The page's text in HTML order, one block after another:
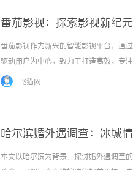
番茄影视：探索影视新纪
番茄影视作为新兴的智能影视平台，通
驱动用户为中心，致力于打造高效、专
飞猫网
哈尔滨婚外遇调查：冰城
本文以哈尔滨为背景，探讨婚外遇调查